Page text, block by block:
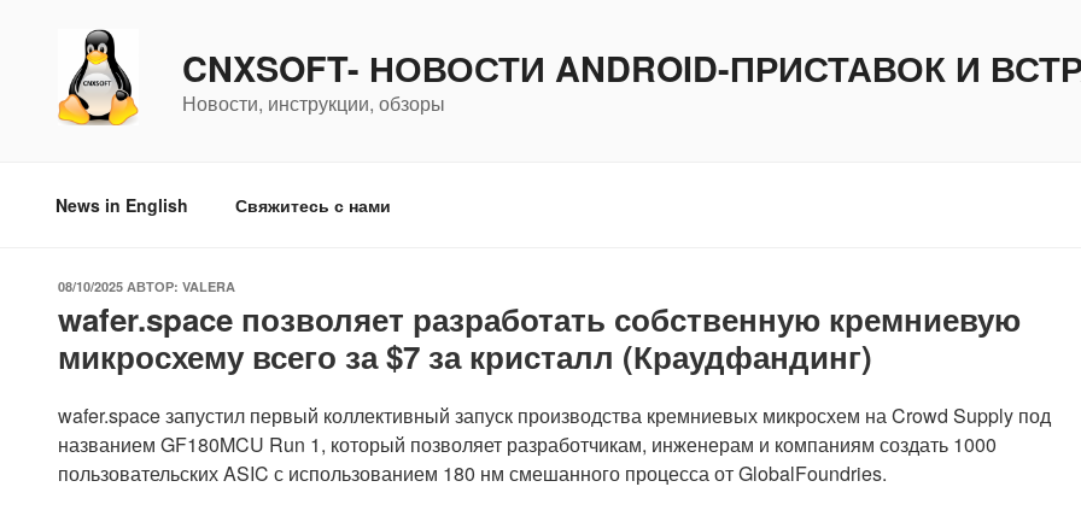
содержимому
CNXSOFT- НОВОСТИ ANDROID-ПРИСТАВОК И
Новости, инструкции, обзоры
News in English Свяжитесь с нами
ОПУБЛИКОВАНО
08/10/2025 АВТОР: VALERA
wafer.space позволяет разработать собственную кремниевую
микросхему всего за $7 за кристалл (Краудфандинг)
wafer.space запустил первый коллективный запуск производства кремниевых микросхем на Crowd Supply под
названием GF180MCU Run 1, который позволяет разработчикам, инженерам и компаниям создать 1000
пользовательских ASIC с использованием 180 нм смешанного процесса от GlobalFoundries.